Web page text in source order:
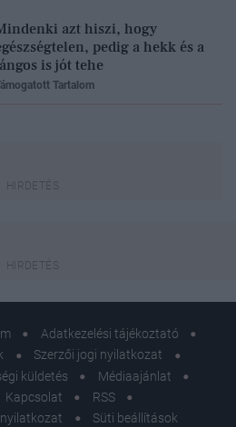
azt hiszi, hogy
pedig a hekk és a
is jót tehe
Tartalom
Adatkezelési tájékoztató
Szerzői jogi nyilatkozat
küldetés
Médiaajánlat
Kapcsolat
RSS
Süti beállítások